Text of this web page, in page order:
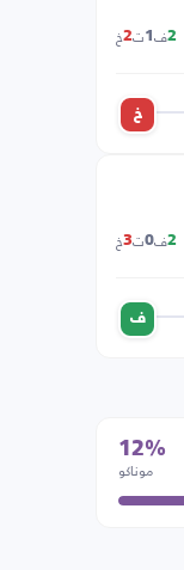
2ف 1ت2خ
خ
2ف0ت3خ
ف
12%
موناكو